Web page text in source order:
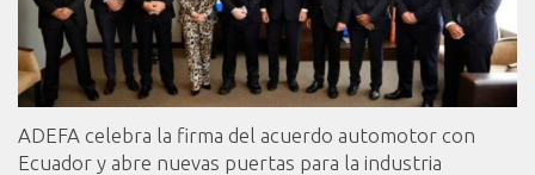
ADEFA celebra la firma del acuerdo automotor con
Ecuador y abre nuevas puertas para la industria